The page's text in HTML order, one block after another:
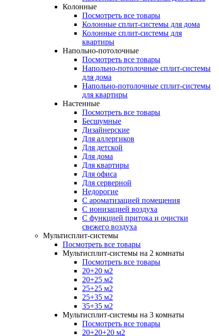
Колонные
Посмотреть все товары
Колонные сплит-системы для дома
Колонные сплит-системы для
квартиры
Напольно-потолочные
Посмотреть все товары
Напольно-потолочные сплит-системы
для дома
Напольно-потолочные сплит-системы
для квартиры
Настенные
Посмотреть все товары
Бесшумные
Дизайнерские
Для аллергиков
Для детской
Для дома
Для квартиры
Для офиса
Для серверной
Недорогие
С ароматизацией помещения
С ионизацией воздуха
С функцией притока и очистки
свежего воздуха
Мультисплит-системы
Посмотреть все товары
Мультисплит-системы на 2 комнаты
Посмотреть все товары
20+20 м2
20+25 м2
25+25 м2
25+35 м2
35+35 м2
Мультисплит-системы на 3 комнаты
Посмотреть все товары
20+20+20 м2